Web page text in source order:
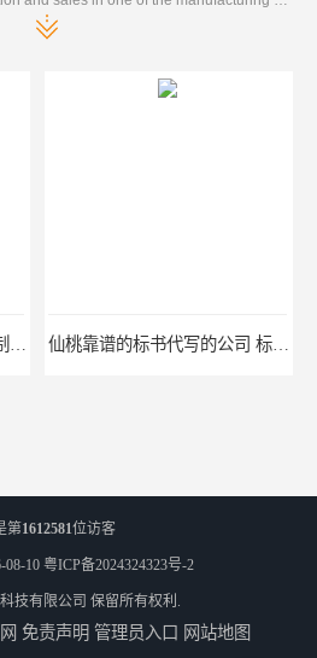
第1612581位访客
08-10 粤ICP备2024324323号-2
技有限公司 保留所有权利.
免责声明 管理员入口 网站地图